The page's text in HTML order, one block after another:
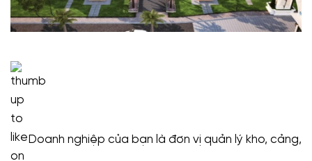
Doanh nghiệp của bạn là đơn vị quản lý kho, cảng,